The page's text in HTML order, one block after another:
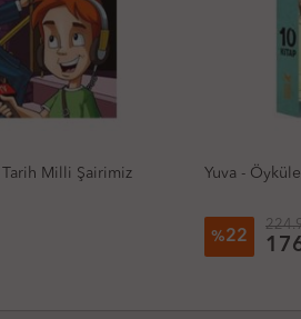
Eğitimi 1.Sınıf 10 Kitap Set
TL